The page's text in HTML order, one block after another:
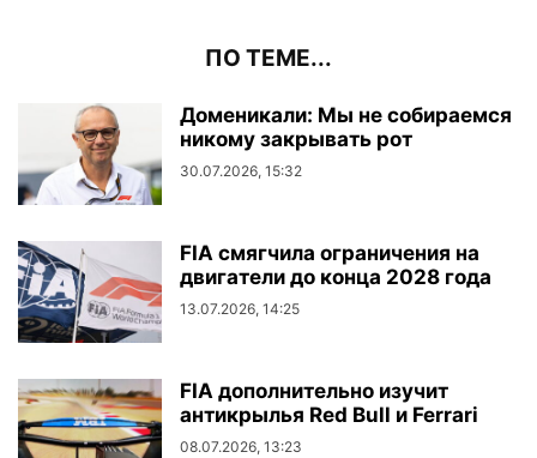
ПО ТЕМЕ...
Доменикали: Мы не собираемся
никому закрывать рот
30.07.2026, 15:32
FIA смягчила ограничения на
двигатели до конца 2028 года
13.07.2026, 14:25
FIA дополнительно изучит
антикрылья Red Bull и Ferrari
08.07.2026, 13:23